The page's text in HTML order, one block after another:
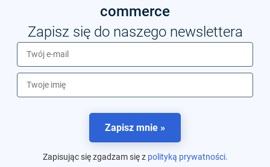
commerce
Zapisz się do naszego newslettera
Zapisz mnie »
Zapisując się zgadzam się z polityką prywatności.